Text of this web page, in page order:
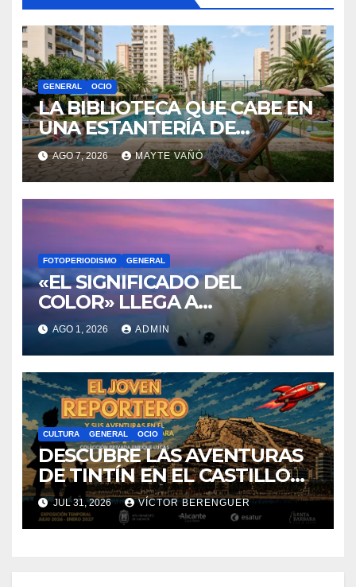
GENERAL OCIO
LA BIBLIOTECA QUE CABE EN
UNA ESTANTERÍA DE
WALLAPOP
AGO 7, 2026 MAYTE VAÑÓ
FOTOPERIODISMO GENERAL
«EL SIGNIFICADO DEL
COLOR» LLEGA A
VILLAJOYOSA
AGO 1, 2026 ADMIN
CULTURA GENERAL OCIO
DESCUBRE LAS AVENTURAS
DE TINTÍN EN EL CASTILLO
DE SANTA BÁRBARA DE
ALICANTE
JUL 31, 2026 VÍCTOR BERENGUER